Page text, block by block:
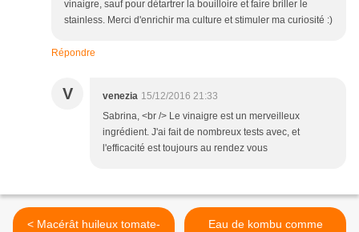
vinaigre, sauf pour détartrer la bouilloire et faire briller le
stainless. Merci d'enrichir ma culture et stimuler ma curiosité :)
Répondre
V venezia 15/12/2016 21:33
Sabrina, <br /> Le vinaigre est un merveilleux
ingrédient. J'ai fait de nombreux tests avec, et
l'efficacité est toujours au rendez vous
< Macérât huileux tomate-
Eau de kombu comme